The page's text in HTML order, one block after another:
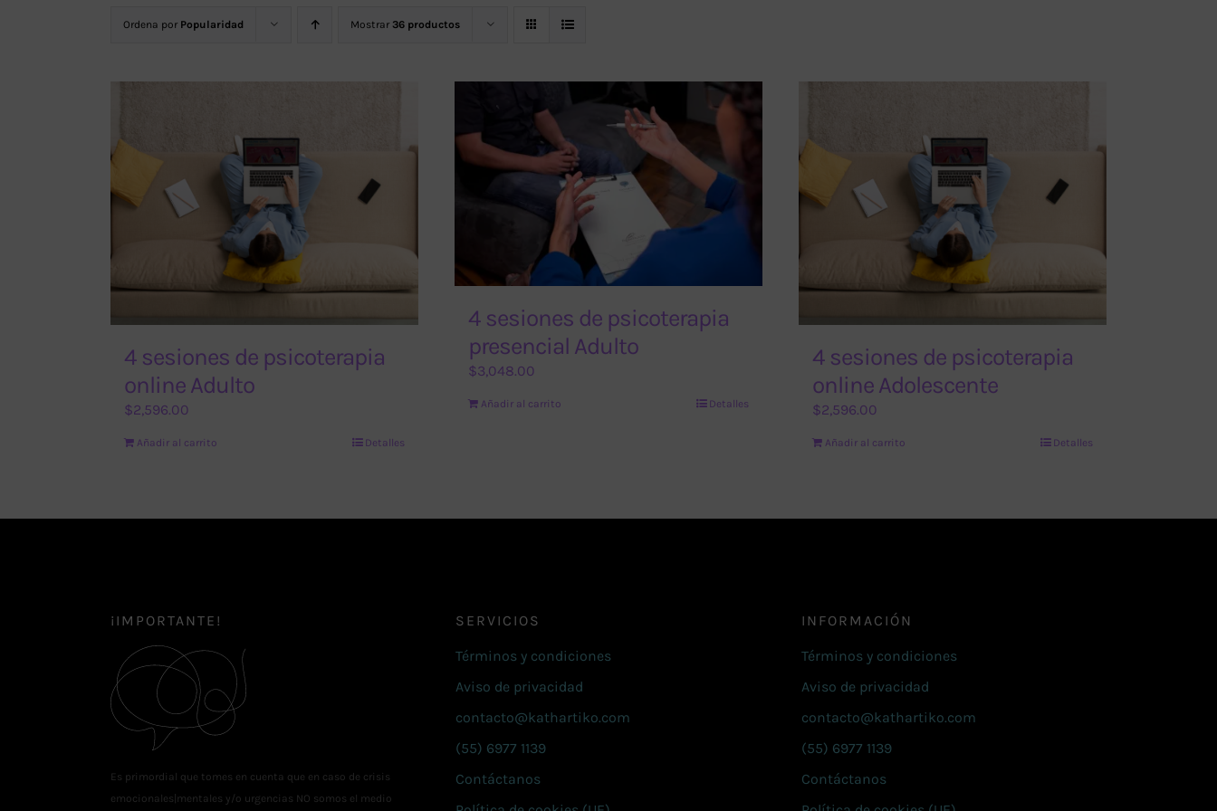
Ordena por Popularidad Mostrar 36 productos
4 sesiones de psicoterapia
online Adulto
$2,596.00
Añadir al carrito Detalles
4 sesiones de psicoterapia
presencial Adulto
$3,048.00
Añadir al carrito Detalles
4 sesiones de psicoterapia
online Adolescente
$2,596.00
Añadir al carrito Detalles
¡IMPORTANTE!
Es primordial que tomes en cuenta que en caso de crisis
emocionales|mentales y/o urgencias NO somos el medio
SERVICIOS
Términos y condiciones
Aviso de privacidad
contacto@kathartiko.com
(55) 6977 1139
Contáctanos
INFORMACIÓN
Términos y condiciones
Aviso de privacidad
contacto@kathartiko.com
(55) 6977 1139
Contáctanos